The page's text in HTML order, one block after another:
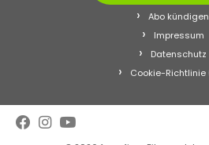
Abo kündigen
Impressum
Datenschutz
Cookie-Richtlinie